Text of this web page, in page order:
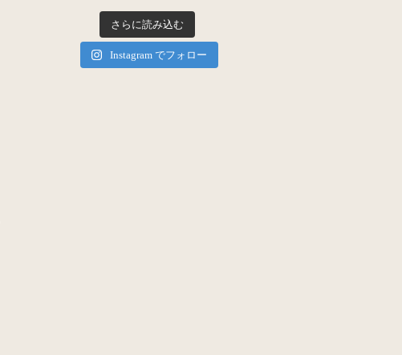
さらに読み込む
Instagram でフォロー